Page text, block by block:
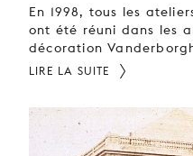
En 1998, tous les
ont été réuni dans les
décoration
LIRE LA SUITE